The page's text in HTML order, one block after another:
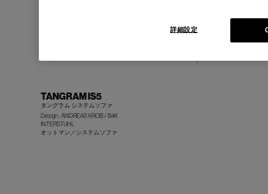
TANGRAM IS5
タングラム システムソファ
Design : ANDREAS KROB / B4K
INTERSTUHL
オットマン／システムソファ
詳細設定